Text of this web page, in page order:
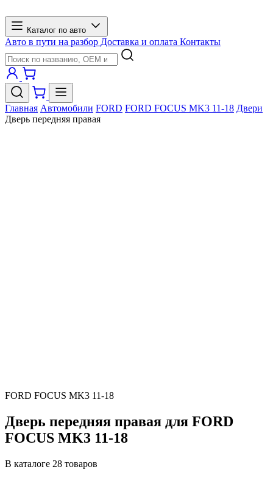
Каталог по авто
Авто в пути на разбор Доставка и оплата Контакты
Главная Автомобили FORD FORD FOCUS MK3 11-18 Двери
Дверь передняя правая
FORD FOCUS MK3 11-18
Дверь передняя правая для FORD
FOCUS MK3 11-18
В каталоге 28 товаров